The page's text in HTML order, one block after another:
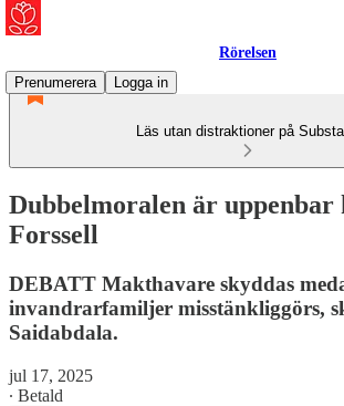
Rörelsen
Prenumerera
Logga in
Läs utan distraktioner på
Dubbelmoralen är uppenbar
Forssell
DEBATT Makthavare skyddas
invandrarfamiljer misstänkliggörs,
Saidabdala.
jul 17, 2025
∙ Betald